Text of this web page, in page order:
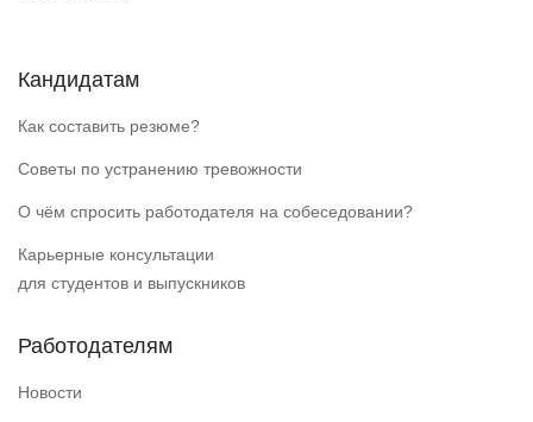
Кандидатам
Как составить резюме?
Советы по устранению тревожности
О чём спросить работодателя на собеседовании?
Карьерные консультации
для студентов и выпускников
Работодателям
Новости